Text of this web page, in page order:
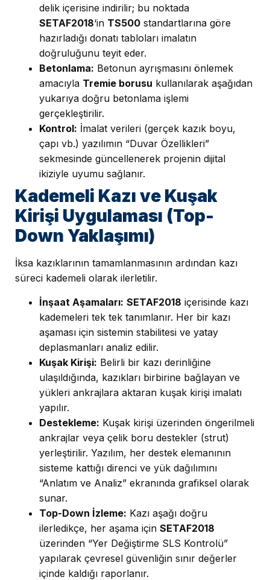
delik içerisine indirilir; bu noktada
SETAF2018‘in TS500 standartlarına göre
hazırladığı donatı tabloları imalatın
doğruluğunu teyit eder.
Betonlama: Betonun ayrışmasını önlemek
amacıyla Tremie borusu kullanılarak aşağıdan
yukarıya doğru betonlama işlemi
gerçekleştirilir.
Kontrol: İmalat verileri (gerçek kazık boyu,
çapı vb.) yazılımın “Duvar Özellikleri”
sekmesinde güncellenerek projenin dijital
ikiziyle uyumu sağlanır.
Kademeli Kazı ve Kuşak
Kirişi Uygulaması (Top-
Down Yaklaşımı)
İksa kazıklarının tamamlanmasının ardından kazı
süreci kademeli olarak ilerletilir.
İnşaat Aşamaları: SETAF2018 içerisinde kazı
kademeleri tek tek tanımlanır. Her bir kazı
aşaması için sistemin stabilitesi ve yatay
deplasmanları analiz edilir.
Kuşak Kirişi: Belirli bir kazı derinliğine
ulaşıldığında, kazıkları birbirine bağlayan ve
yükleri ankrajlara aktaran kuşak kirişi imalatı
yapılır.
Destekleme: Kuşak kirişi üzerinden öngerilmeli
ankrajlar veya çelik boru destekler (strut)
yerleştirilir. Yazılım, her destek elemanının
sisteme kattığı direnci ve yük dağılımını
“Anlatım ve Analiz” ekranında grafiksel olarak
sunar.
Top-Down İzleme: Kazı aşağı doğru
ilerledikçe, her aşama için SETAF2018
üzerinden “Yer Değiştirme SLS Kontrolü”
yapılarak çevresel güvenliğin sınır değerler
içinde kaldığı raporlanır.